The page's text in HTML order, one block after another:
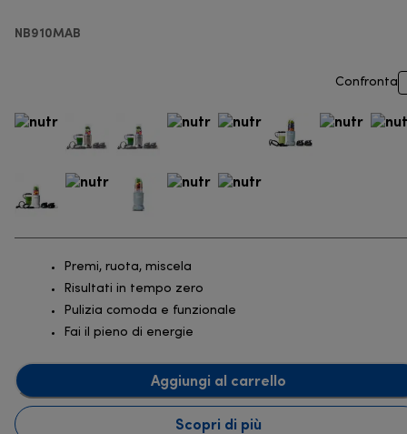
NB910MAB
Confronta
Premi, ruota, miscela
Risultati in tempo zero
Pulizia comoda e funzionale
Fai il pieno di energie
Aggiungi al carrello
Scopri di più